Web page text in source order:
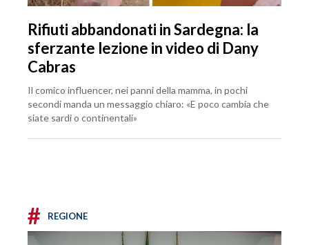
Rifiuti abbandonati in Sardegna: la
sferzante lezione in video di Dany
Cabras
Il comico influencer, nei panni della mamma, in pochi
secondi manda un messaggio chiaro: «E poco cambia che
siate sardi o continentali»
# REGIONE